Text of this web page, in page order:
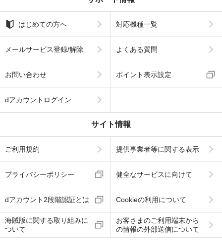
はじめての方へ 対応機種一覧
メールサービス登録/解除 よくある質問
お問い合わせ ポイント表示設定
dアカウントログイン
サイト情報
ご利用規約 提供事業者等に関する表示
プライバシーポリシー 健全なサービスに向けて
dアカウント2段階認証とは Cookieの利用について
海賊版に関する取り組みに
ついて
お客さまのご利用端末から
の情報の外部送信について